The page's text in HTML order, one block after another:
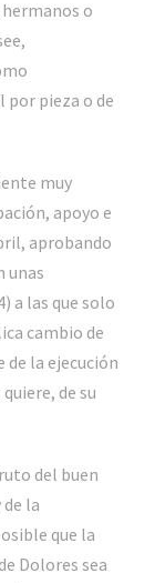
o
pieza o de
muy
apoyo e
aprobando
unas
a las que solo
cambio de
de la ejecución
de su
del buen
la
que la
Dolores sea